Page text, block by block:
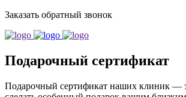
Заказать обратный звонок
Подарочный сертификат
Подарочный сертификат наших клиник —